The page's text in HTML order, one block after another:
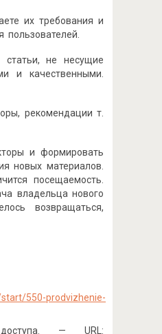
их требования и
не несущие
и качественными.
рекомендации т.
и формировать
новых материалов.
посещаемость.
владельца нового
возвращаться,
550-prodvizhenie-
— URL: